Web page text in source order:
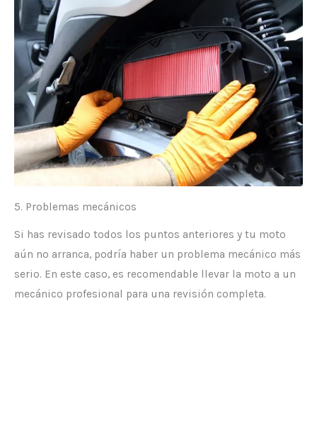
5. Problemas mecánicos
Si has revisado todos los puntos anteriores y tu moto
aún no arranca, podría haber un problema mecánico más
serio. En este caso, es recomendable llevar la moto a un
mecánico profesional para una revisión completa.